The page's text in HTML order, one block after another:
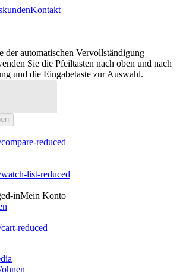
Kontakt
der automatischen Vervollständigung
Sie die Pfeiltasten nach oben und nach
und die Eingabetaste zur Auswahl.
Mein Konto